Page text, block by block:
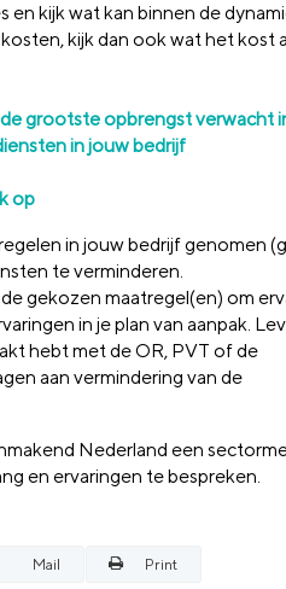
kijk wat kan binnen de
kijk dan ook wat het kost
grootste opbrengst verwacht
in jouw bedrijf
op
in jouw bedrijf genomen
te verminderen.
gekozen maatregel(en) om
in je plan van aanpak.
hebt met de OR, PVT of de
aan vermindering van de
Nederland een
en ervaringen te bespreken.
Mail Print